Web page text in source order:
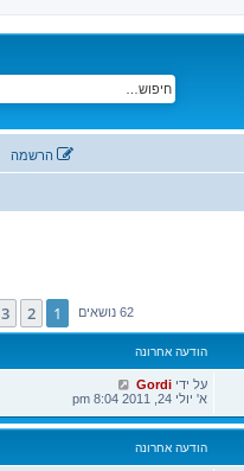
הרשמה
62 נושאים 1
2
3
הודעה אחרונה
על ידי Gordi
א' יולי 24, 2011 8:04 pm
הודעה אחרונה